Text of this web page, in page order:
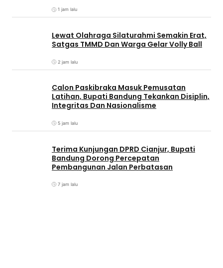
1 jam lalu
Lewat Olahraga Silaturahmi Semakin Erat,
Satgas TMMD Dan Warga Gelar Volly Ball
2 jam lalu
Calon Paskibraka Masuk Pemusatan
Latihan, Bupati Bandung Tekankan Disiplin,
Integritas Dan Nasionalisme
5 jam lalu
Terima Kunjungan DPRD Cianjur, Bupati
Bandung Dorong Percepatan
Pembangunan Jalan Perbatasan
7 jam lalu